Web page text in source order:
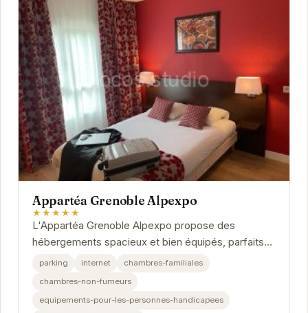
Appartéa Grenoble Alpexpo
★★★★★
L'Appartéa Grenoble Alpexpo propose des
hébergements spacieux et bien équipés, parfaits
pour les séjours de courte ou longue durée.
parking internet
chambres-familiales
chambres-non-fumeurs
equipements-pour-les-personnes-handicapees